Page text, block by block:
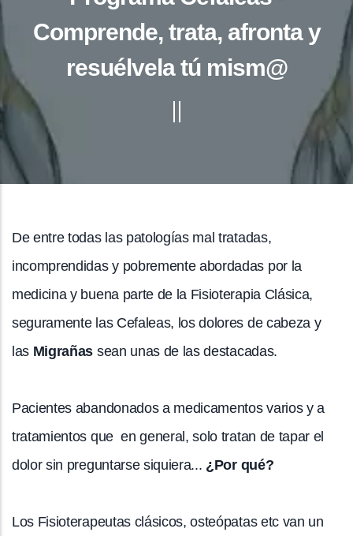
Comprende, trata, afronta y
resuélvela tú mism@
De entre todas las patologías mal tratadas,
incomprendidas y pobremente abordadas por la
medicina y buena parte de la Fisioterapia Clásica,
seguramente las Cefaleas, los dolores de cabeza y
las Migrañas sean unas de las destacadas.
Pacientes abandonados a medicamentos varios y a
tratamientos que en general, solo tratan de tapar el
dolor sin preguntarse siquiera... ¿Por qué?
Los Fisioterapeutas clásicos, osteópatas etc van un